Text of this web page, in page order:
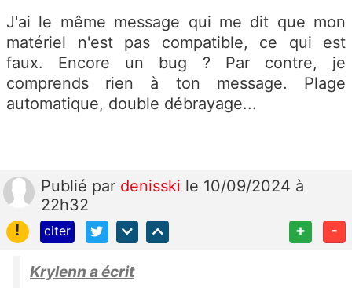
J'ai le même message qui me dit que mon
matériel n'est pas compatible, ce qui est
faux. Encore un bug ? Par contre, je
comprends rien à ton message. Plage
automatique, double débrayage...
Publié par denisski le 10/09/2024 à
22h32
!
citer + -
Krylenn a écrit